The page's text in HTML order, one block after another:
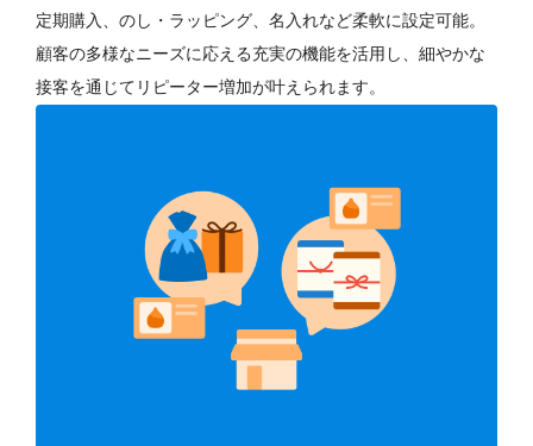
定期購入、のし・ラッピング、名入れなど柔軟に設定可能。
顧客の多様なニーズに応える充実の機能を活用し、細やかな
接客を通じてリピーター増加が叶えられます。